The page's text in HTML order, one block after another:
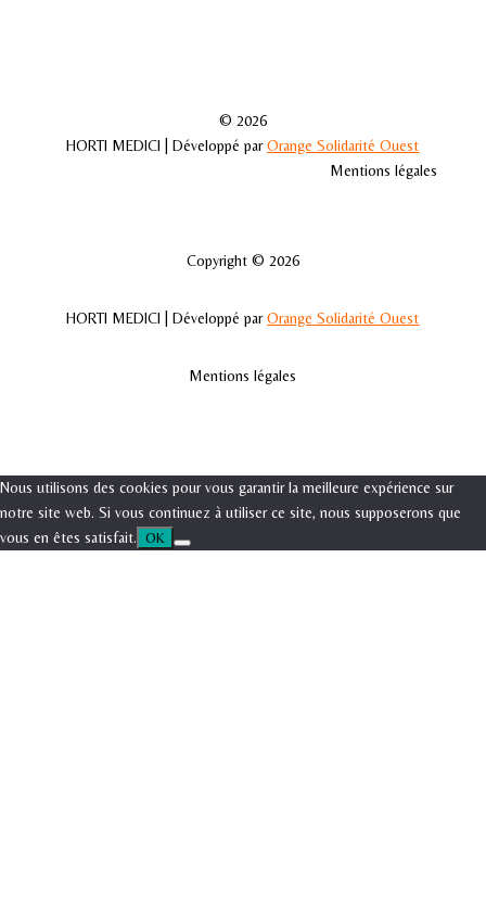
© 2026
HORTI MEDICI | Développé parOrange Solidarité Ouest
Mentions légales
Copyright © 2026
HORTI MEDICI | Développé parOrange Solidarité Ouest
Mentions légales
Défiler
vers
le
Nous utilisons des cookies pour vous garantir la meilleure expérience sur
notre site web. Si vous continuez à utiliser ce site, nous supposerons que
vous en êtes satisfait. OK